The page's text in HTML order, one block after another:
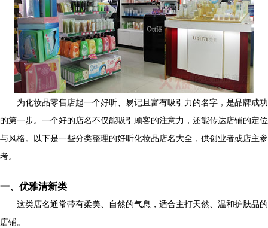
为化妆品零售店起一个好听、易记且富有吸引力的名字，是品牌成功
的第一步。一个好的店名不仅能吸引顾客的注意力，还能传达店铺的定位
与风格。以下是一些分类整理的好听化妆品店名大全，供创业者或店主参
考。
一、优雅清新类
这类店名通常带有柔美、自然的气息，适合主打天然、温和护肤品的
店铺。